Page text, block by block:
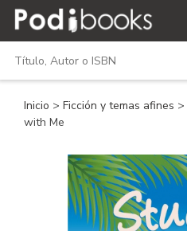
Inicio > Ficción y temas afines >
with Me